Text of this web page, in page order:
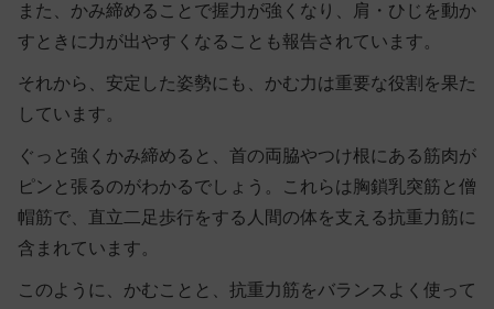
また、かみ締めることで握力が強くなり、肩・ひじを動か
すときに力が出やすくなることも報告されています。
それから、 安定した姿勢にも、かむ力は重要な役割 を果た
しています。
ぐっと強くかみ締めると、首の両脇やつけ根にある筋肉が
ピンと張るのがわかるでしょう。これらは胸鎖乳突筋と僧
帽筋で、直立二足歩行をする人間の体を支える抗重力筋に
含まれています。
このように、かむことと、抗重力筋をバランスよく使って